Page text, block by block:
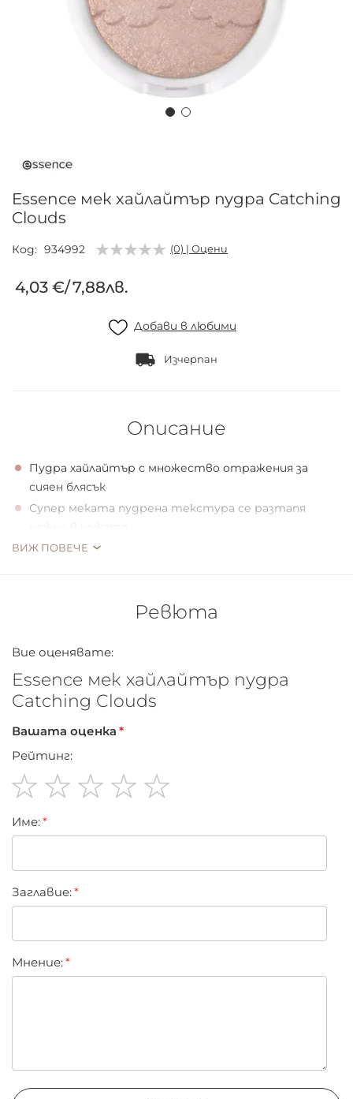
началото
галерия
със
снимки
Essence мек хайлайтър пудра Catching
Clouds
Код 934992 (0) | Оцени
4,03 €/7,88лв.
Добави в любими
Изчерпан
Описание
Пудра хайлайтър с множество отражения за
сияен блясък
Супер меката пудрена текстура се разтапя
Поставя блестящи акценти
ВИЖ ПОВЕЧЕ
Ревюта
Вие оценявате:
Essence мек хайлайтър пудра
Catching Clouds
Вашата оценка
Рейтинг:
star
stars
stars
stars
stars
Име:
Заглавиe:
Мнение: